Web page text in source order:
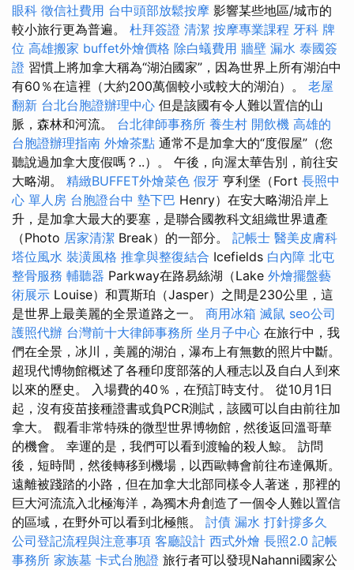
眼科 徵信社費用 台中頭部放鬆按摩 影響某些地區/城市的
較小旅行更為普遍。 杜拜簽證 清潔 按摩專業課程 牙科 牌
位 高雄搬家 buffet外燴價格 除白蟻費用 牆壁 漏水 泰國簽
證 習慣上將加拿大稱為“湖泊國家”，因為世界上所有湖泊中
有60％在這裡（大約200萬個較小或較大的湖泊）。 老屋
翻新 台北台胞證辦理中心 但是該國有令人難以置信的山
脈，森林和河流。 台北律師事務所 養生村 開飲機 高雄的
台胞證辦理指南 外燴茶點 通常不是加拿大的“度假屋”（您
聽說過加拿大度假嗎？..）。 午後，向渥太華告別，前往安
大略湖。 精緻BUFFET外燴菜色 假牙 亨利堡（Fort 長照中
心 單人房 台胞證台中 墊下巴 Henry）在安大略湖沿岸上
升，是加拿大最大的要塞，是聯合國教科文組織世界遺產
（Photo 居家清潔 Break）的一部分。 記帳士 醫美皮膚科
塔位風水 裝潢風格 推拿與整復結合 Icefields 白內障 北屯
整骨服務 輔聽器 Parkway在路易絲湖（Lake 外燴擺盤藝
術展示 Louise）和賈斯珀（Jasper）之間是230公里，這
是世界上最美麗的全景道路之一。 商用冰箱 滅鼠 seo公司
護照代辦 台灣前十大律師事務所 坐月子中心 在旅行中，我
們在全景，冰川，美麗的湖泊，瀑布上有無數的照片中斷。
超現代博物館概述了各種印度部落的人種志以及自白人到來
以來的歷史。 入場費的40％，在預訂時支付。 從10月1日
起，沒有疫苗接種證書或負PCR測試，該國可以自由前往加
拿大。 觀看非常特殊的微型世界博物館，然後返回溫哥華
的機會。 幸運的是，我們可以看到渡輪的殺人鯨。 訪問
後，短時間，然後轉移到機場，以西歐轉會前往布達佩斯。
遠離被踐踏的小路，但在加拿大北部同樣令人著迷，那裡的
巨大河流流入北極海洋，為獨木舟創造了一個令人難以置信
的區域，在野外可以看到北極熊。 討債 漏水 打針撐多久
公司登記流程與注意事項 客廳設計 西式外燴 長照2.0 記帳
事務所 家族墓 卡式台胞證 旅行者可以發現Nahanni國家公